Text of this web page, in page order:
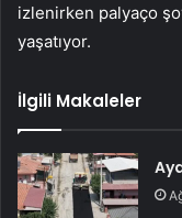
izlenirken palyaço
yaşatıyor.
İlgili Makaleler